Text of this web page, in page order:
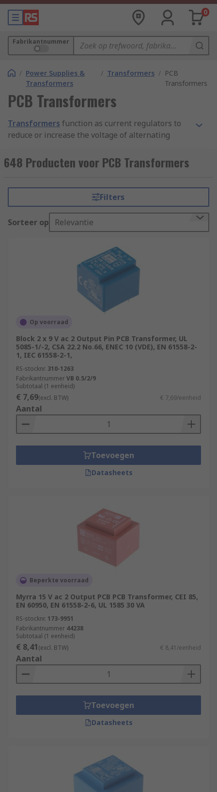
0
Fabrikantnummer
/ Power Supplies &
Transformers
/ Transformers / PCB
Transformers
PCB Transformers
Transformers function as current regulators to
reduce or increase the voltage of alternating
circuit board) transformers are designed to work
with printed circuit boards, which offer a compact
The PCB transformer sits above the surface of
the board, where it controls the voltage or
What are PCB transformers used for?
PCB transformers are used mainly in
manufacturing processes where current
regulation is needed. They're also used in
computer hardware applications and consumer
devices to protect them from power surges.
Types of PCB transformers
PCB transformers can be recognised by their
mounting capabilities. They are surface mounted
or through-hole mounted.
Through-hole mounted transformers have
connectors or pins that can pierce through the
printed circuit boards. Surface mounted
transformers do not penetrate into the board
itself and are therefore very compact, which
648 Producten voor PCB Transformers
Filters
Sorteer op Relevantie
Op voorraad
Block 2 x 9 V ac 2 Output Pin PCB Transformer, UL
5085-1/-2, CSA 22.2 No.66, ENEC 10 (VDE), EN 61558-2-
1, IEC 61558-2-1,
RS-stocknr. 310-1263
FabrikantnummerVB 0.5/2/9
Subtotaal (1 eenheid)
€ 7,69(excl. BTW) € 7,69/eenheid
Aantal
Toevoegen
Datasheets
Beperkte voorraad
Myrra 15 V ac 2 Output PCB PCB Transformer, CEI 85,
EN 60950, EN 61558-2-6, UL 1585 30 VA
RS-stocknr. 173-9951
Fabrikantnummer 44238
Subtotaal (1 eenheid)
€ 8,41(excl. BTW) € 8,41/eenheid
Aantal
Toevoegen
Datasheets